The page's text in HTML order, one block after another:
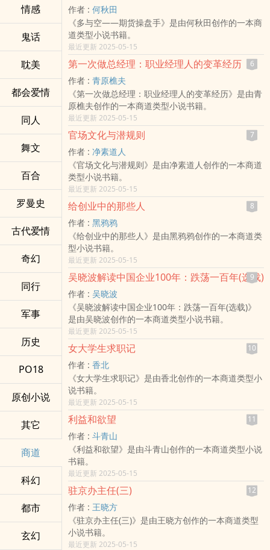
情感
鬼话
耽美
都会爱情
同人
舞文
百合
罗曼史
古代爱情
奇幻
同行
军事
历史
PO18
原创小说
其它
商道
科幻
都市
玄幻
作者 : 何秋田
《多与空——期货操盘手》是由何秋田创作的一本商
道类型小说书籍。
最近更新 2025-05-15
第一次做总经理：职业经理人的变革经历 6
作者 : 青原樵夫
《第一次做总经理：职业经理人的变革经历》是由青
原樵夫创作的一本商道类型小说书籍。
最近更新 2025-05-15
官场文化与潜规则 7
作者 : 净素道人
《官场文化与潜规则》是由净素道人创作的一本商道
类型小说书籍。
最近更新 2025-05-15
给创业中的那些人 8
作者 : 黑鸦鸦
《给创业中的那些人》是由黑鸦鸦创作的一本商道类
型小说书籍。
最近更新 2025-05-15
吴晓波解读中国企业100年：跌荡一百年(选载)
9
作者 : 吴晓波
《吴晓波解读中国企业100年：跌荡一百年(选载)》
是由吴晓波创作的一本商道类型小说书籍。
最近更新 2025-05-15
女大学生求职记 10
作者 : 香北
《女大学生求职记》是由香北创作的一本商道类型小
说书籍。
最近更新 2025-05-15
利益和欲望 11
作者 : 斗青山
《利益和欲望》是由斗青山创作的一本商道类型小说
书籍。
最近更新 2025-05-15
驻京办主任(三) 12
作者 : 王晓方
《驻京办主任(三)》是由王晓方创作的一本商道类型
小说书籍。
最近更新 2025-05-15